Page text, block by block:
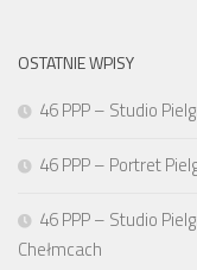
OSTATNIE WPISY
46 PPP – Studio
46 PPP – Portret
46 PPP – Studio
Chełmcach